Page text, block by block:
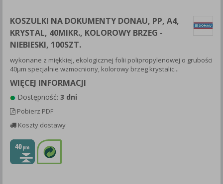
KOSZULKI NA DOKUMENTY DONAU, PP, A4,
KRYSTAL, 40MIKR., KOLOROWY BRZEG -
NIEBIESKI, 100SZT.
wykonane z miękkiej, ekologicznej folii polipropylenowej o grubości
40μm specjalnie wzmocniony, kolorowy brzeg krystalic...
WIĘCEJ INFORMACJI
Dostępność: 3 dni
Pobierz PDF
Koszty dostawy
W przypadku użytkowników zalogowanych, aby umożliwić
prawidłową realizację Umowy z Państwem i związane z tym
prawidłowe działanie naszej strony www, a w szczególności
np. wysłanie potwierdzenia zamówienia na Państwa email lub
wyświetlenie Państwu prawidłowych informacji o promocjach
czy cenach indywidualnych, ważna jest Państwa wcześniejsza
zgoda której udzieliliście podczas zakładania konta.
Każda Państwa zgoda jest dobrowolna i można ją w dowolnym
Lista Zaufanych Partnerów (rozwiń)